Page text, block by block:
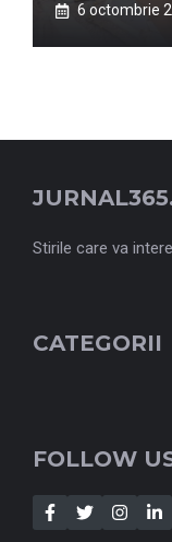
6 octombrie
Stirile care va
CATEGORII
FOLLOW